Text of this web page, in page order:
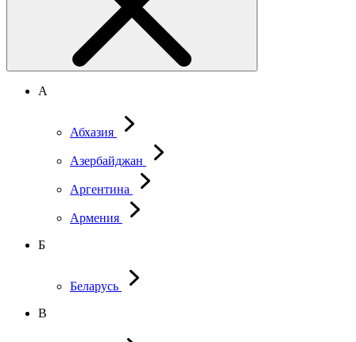
А
Абхазия
Азербайджан
Аргентина
Армения
Б
Беларусь
В